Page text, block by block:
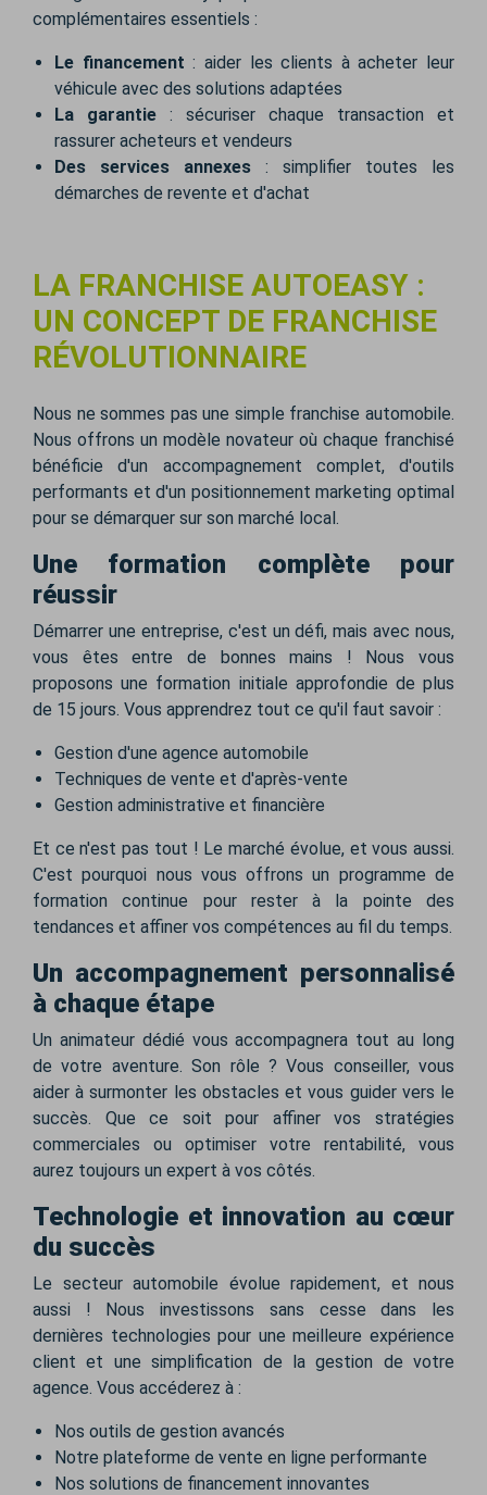
complémentaires essentiels :
Le financement : aider les clients à acheter leur
véhicule avec des solutions adaptées
La garantie : sécuriser chaque transaction et
rassurer acheteurs et vendeurs
Des services annexes : simplifier toutes les
démarches de revente et d'achat
LA FRANCHISE AUTOEASY :
UN CONCEPT DE FRANCHISE
RÉVOLUTIONNAIRE
Nous ne sommes pas une simple franchise automobile.
Nous offrons un modèle novateur où chaque franchisé
bénéficie d'un accompagnement complet, d'outils
performants et d'un positionnement marketing optimal
pour se démarquer sur son marché local.
Une formation complète pour
réussir
Démarrer une entreprise, c'est un défi, mais avec nous,
vous êtes entre de bonnes mains ! Nous vous
proposons une formation initiale approfondie de plus
de 15 jours. Vous apprendrez tout ce qu'il faut savoir :
Gestion d'une agence automobile
Techniques de vente et d'après-vente
Gestion administrative et financière
Et ce n'est pas tout ! Le marché évolue, et vous aussi.
C'est pourquoi nous vous offrons un programme de
formation continue pour rester à la pointe des
tendances et affiner vos compétences au fil du temps.
Un accompagnement personnalisé
à chaque étape
Un animateur dédié vous accompagnera tout au long
de votre aventure. Son rôle ? Vous conseiller, vous
aider à surmonter les obstacles et vous guider vers le
succès. Que ce soit pour affiner vos stratégies
commerciales ou optimiser votre rentabilité, vous
aurez toujours un expert à vos côtés.
Technologie et innovation au cœur
du succès
Le secteur automobile évolue rapidement, et nous
aussi ! Nous investissons sans cesse dans les
dernières technologies pour une meilleure expérience
client et une simplification de la gestion de votre
agence. Vous accéderez à :
Nos outils de gestion avancés
Notre plateforme de vente en ligne performante
Nos solutions de financement innovantes